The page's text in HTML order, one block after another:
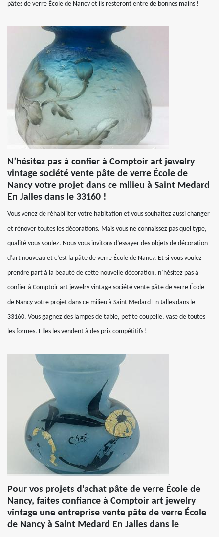
pâtes de verre École de Nancy et ils resteront entre de bonnes mains !
N’hésitez pas à confier à Comptoir art jewelry
vintage société vente pâte de verre École de
Nancy votre projet dans ce milieu à Saint Medard
En Jalles dans le 33160 !
Vous venez de réhabiliter votre habitation et vous souhaitez aussi changer
et rénover toutes les décorations. Mais vous ne connaissez pas quel type,
qualité vous voulez. Nous vous invitons d’essayer des objets de décoration
d’art nouveau et c’est la pâte de verre École de Nancy. Et si vous voulez
prendre part à la beauté de cette nouvelle décoration, n’hésitez pas à
confier à Comptoir art jewelry vintage société vente pâte de verre École
de Nancy votre projet dans ce milieu à Saint Medard En Jalles dans le
33160. Vous gagnez des lampes de table, petite coupelle, vase de toutes
les formes. Elles les vendent à des prix compétitifs !
Pour vos projets d’achat pâte de verre École de
Nancy, faites confiance à Comptoir art jewelry
vintage une entreprise vente pâte de verre École
de Nancy à Saint Medard En Jalles dans le